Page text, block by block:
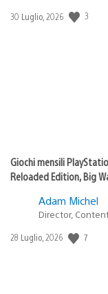
Data
30 Luglio, 2026 3
Giochi mensili
Reloaded Edition, Big
Adam Michel
Director,
Data
28 Luglio, 2026 7